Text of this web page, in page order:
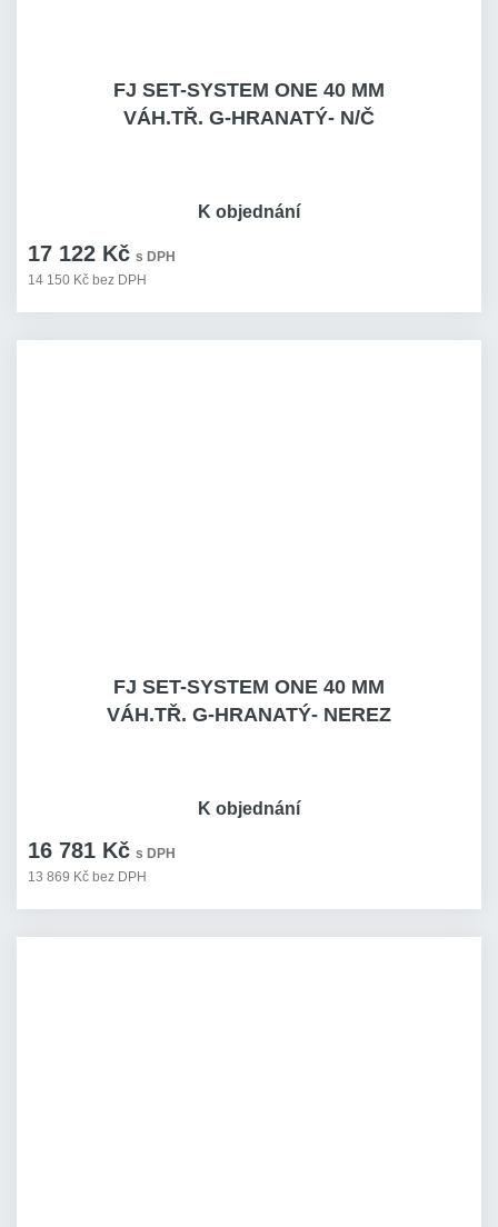
FJ SET-SYSTEM ONE 40 MM
VÁH.TŘ. G-HRANATÝ- N/Č
17 122 Kč s DPH
14 150 Kč bez DPH
K objednání
FJ SET-SYSTEM ONE 40 MM
VÁH.TŘ. G-HRANATÝ- NEREZ
16 781 Kč s DPH
13 869 Kč bez DPH
K objednání